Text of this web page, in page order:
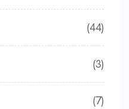
(44)
(3)
(7)